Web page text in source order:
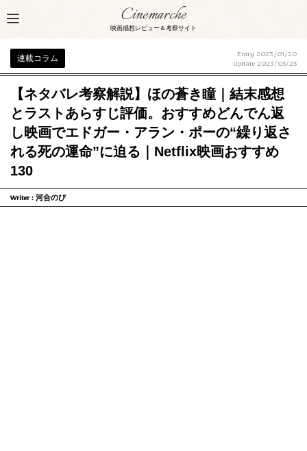
Cinemarche
映画感想レビュー＆考察サイト
連載コラム
Entry 2023/01/20
Update 2023/05/25
【ネタバレ考察解説】ほの蒼き瞳｜結末感想
とラストあらすじ評価。おすすめどんでん返
し映画でエドガー・アラン・ポーの“繰り返さ
れる死の運命”に迫る｜Netflix映画おすすめ
130
Writer : 河合のび